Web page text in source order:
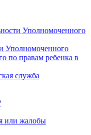
Уполномоченного
Уполномоченного
по правам ребенка в
служба
или жалобы